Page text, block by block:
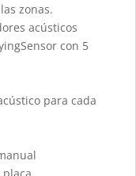
zonas.
acústicos
con 5
para cada